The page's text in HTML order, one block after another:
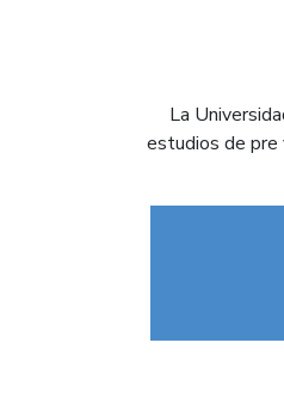
La
estudios de pre